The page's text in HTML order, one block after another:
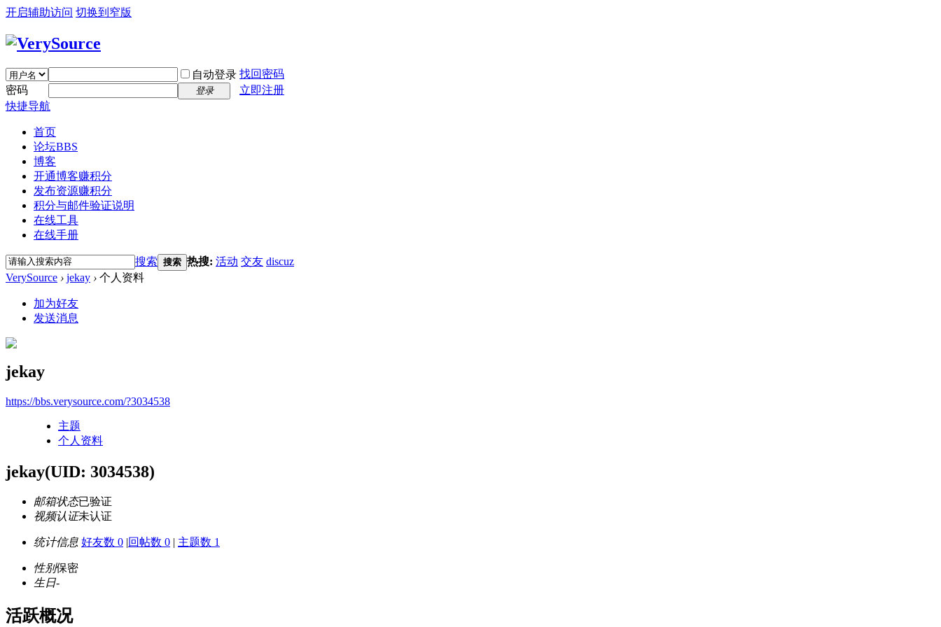
开启辅助访问 切换到窄版
自动登录 找回密码
密码
登录
立即注册
快捷导航
首页
论坛BBS
博客
开通博客赚积分
发布资源赚积分
积分与邮件验证说明
在线工具
在线手册
搜索 搜索 热搜: 活动 交友 discuz
VerySource › jekay › 个人资料
加为好友
发送消息
jekay
https://bbs.verysource.com/?3034538
主题
个人资料
jekay(UID: 3034538)
邮箱状态已验证
视频认证未认证
统计信息 好友数 0 |回帖数 0 | 主题数 1
性别保密
生日-
活跃概况